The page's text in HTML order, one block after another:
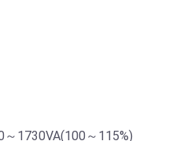
～1730VA(100～115%)